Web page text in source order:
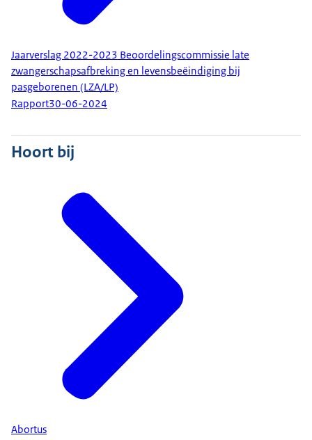
Jaarverslag 2022-2023 Beoordelingscommissie late
zwangerschapsafbreking en levensbeëindiging bij
pasgeborenen (LZA/LP)
Rapport30-06-2024
Hoort bij
Abortus